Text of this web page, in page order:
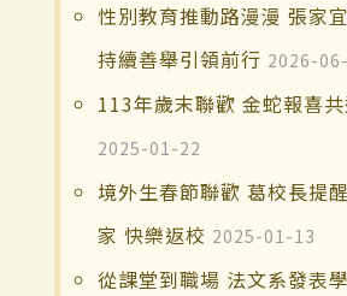
性別教育推動路漫漫 張家
持續善舉引領前行 2026-
113年歲末聯歡 金蛇報喜
2025-01-22
境外生春節聯歡 葛校長提
家 快樂返校 2025-01-13
從課堂到職場 法文系發表